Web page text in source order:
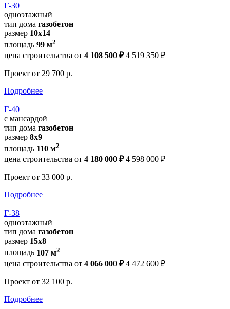
Г-30
одноэтажный
тип дома газобетон
размер 10x14
площадь 99 м2
цена строительства от 4 108 500 ₽ 4 519 350 ₽
Проект от 29 700 р.
Подробнее
Г-40
с мансардой
тип дома газобетон
размер 8х9
площадь 110 м2
цена строительства от 4 180 000 ₽ 4 598 000 ₽
Проект от 33 000 р.
Подробнее
Г-38
одноэтажный
тип дома газобетон
размер 15x8
площадь 107 м2
цена строительства от 4 066 000 ₽ 4 472 600 ₽
Проект от 32 100 р.
Подробнее